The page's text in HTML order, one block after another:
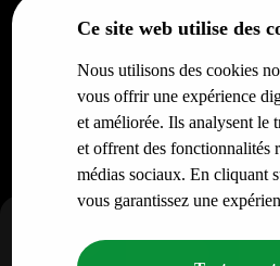
Ce site web utilise des
Nous utilisons des cookies
vous offrir une expérience
et améliorée. Ils analysent le
et offrent des fonctionnalités
médias sociaux. En cliquant
vous garantissez une